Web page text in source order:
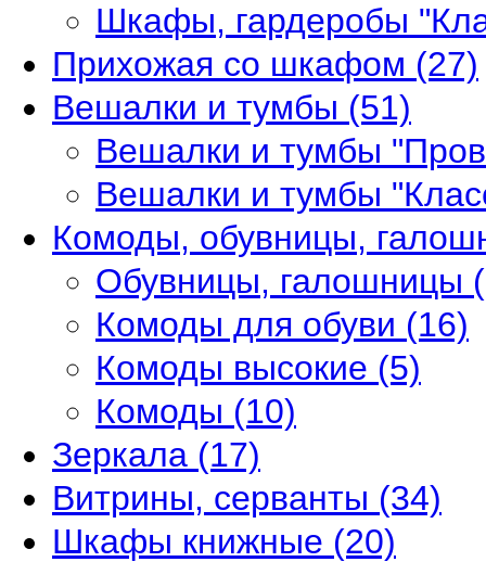
Шкафы, гардеробы
Прихожая со шкафом (27)
Вешалки и тумбы (51)
Вешалки и тумбы
Вешалки и тумбы
Комоды, обувницы,
Обувницы, галошницы
Комоды для обуви (16)
Комоды высокие (5)
Комоды (10)
Зеркала (17)
Витрины, серванты (34)
Шкафы книжные (20)